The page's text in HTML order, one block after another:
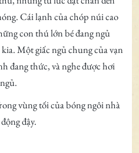
Cái lạnh của chóp núi cao
con thú lớn bé đang ngủ
Một giấc ngủ chung của vạn
đang thức, và nghe được hơi
vùng tối của bóng ngôi nhà
đậy.